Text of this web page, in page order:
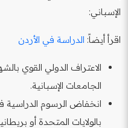
الإسباني:
اقرأ أيضاً: الدراسة في الأردن
الاعتراف الدولي القوي
الجامعات الإسبانية.
انخفاض الرسوم الدراسية
بالولايات المتحدة أو